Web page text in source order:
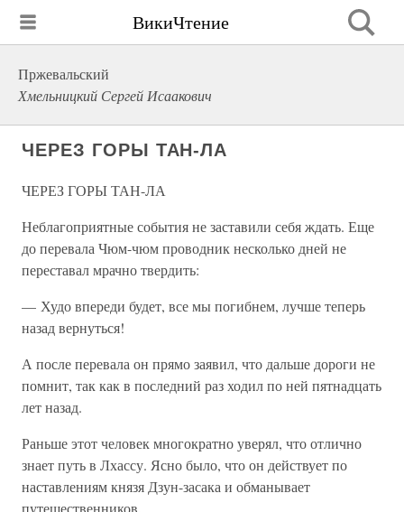
ВикиЧтение
Пржевальский
Хмельницкий Сергей Исаакович
ЧЕРЕЗ ГОРЫ ТАН-ЛА
ЧЕРЕЗ ГОРЫ ТАН-ЛА
Неблагоприятные события не заставили себя ждать. Еще
до перевала Чюм-чюм проводник несколько дней не
переставал мрачно твердить:
— Худо впереди будет, все мы погибнем, лучше теперь
назад вернуться!
А после перевала он прямо заявил, что дальше дороги не
помнит, так как в последний раз ходил по ней пятнадцать
лет назад.
Раньше этот человек многократно уверял, что отлично
знает путь в Лхассу. Ясно было, что он действует по
наставлениям князя Дзун-засака и обманывает
путешественников.